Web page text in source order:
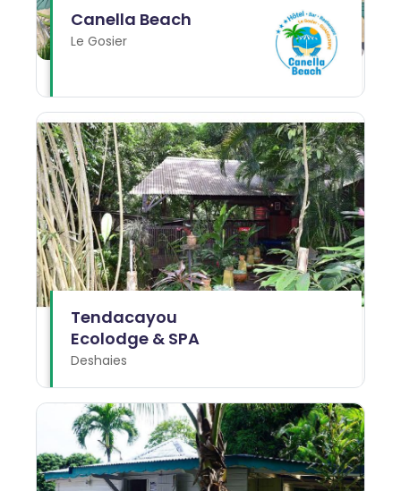
Canella Beach
Le Gosier
Tendacayou
Ecolodge & SPA
Deshaies